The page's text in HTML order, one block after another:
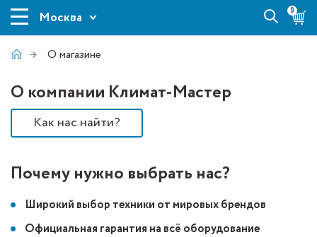
Москва 0
О магазине
О компании Климат-Мастер
Как нас найти?
Почему нужно выбрать нас?
Широкий выбор техники от мировых брендов
Официальная гарантия на всё оборудование